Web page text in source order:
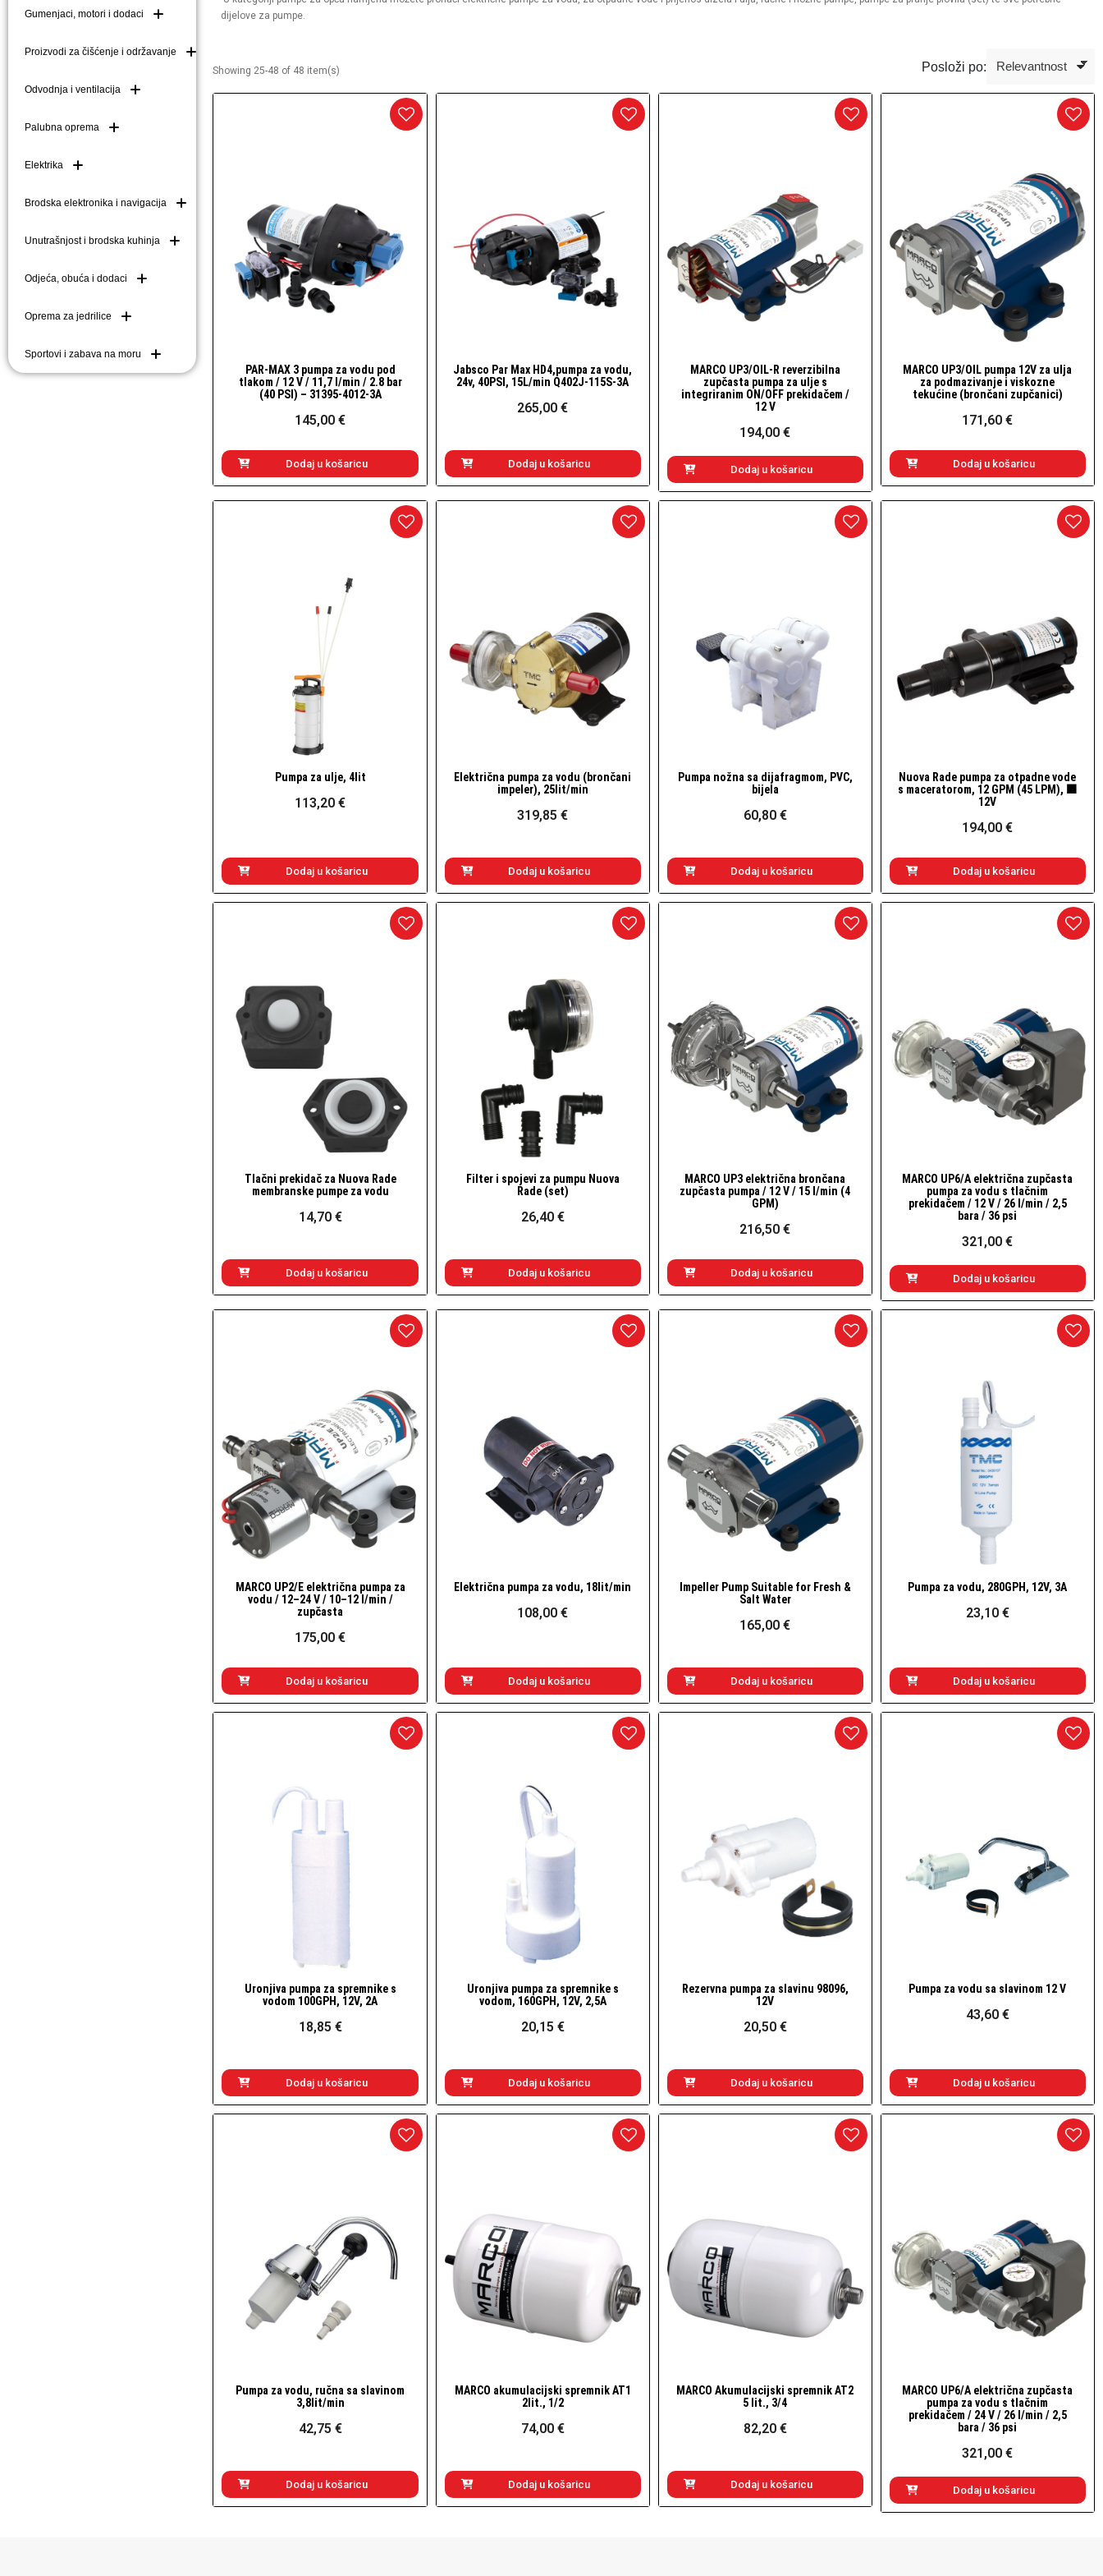
Brodske kuke (mezomarineri) i dodaci
Plutače
Platforme i pasarele
Gumenjaci, motori i dodaci
Proizvodi za čišćenje i održavanje
Odvodnja i ventilacija
Palubna oprema
Elektrika
Brodska elektronika i navigacija
Unutrašnjost i brodska kuhinja
Odjeća, obuća i dodaci
Oprema za jedrilice
Sportovi i zabava na moru
dijelove za pumpe.
Showing 25-48 of 48 item(s) Posloži po:
Brzi pogled
PAR-MAX 3 pumpa za vodu pod
tlakom / 12 V / 11,7 l/min / 2.8 bar
(40 PSI) – 31395-4012-3A
145,00 €
Dodaj u košaricu
Brzi pogled
Jabsco Par Max HD4,pumpa za vodu,
24v, 40PSI, 15L/min Q402J-115S-3A
265,00 €
Dodaj u košaricu
Brzi pogled
MARCO UP3/OIL-R reverzibilna
zupčasta pumpa za ulje s
integriranim ON/OFF prekidačem /
12 V
194,00 €
Dodaj u košaricu
Brzi pogled
MARCO UP3/OIL pumpa 12V za ulja
za podmazivanje i viskozne
tekućine (brončani zupčanici)
171,60 €
Dodaj u košaricu
Brzi pogled
Pumpa za ulje, 4lit
113,20 €
Dodaj u košaricu
Brzi pogled
Električna pumpa za vodu (brončani
impeler), 25lit/min
319,85 €
Dodaj u košaricu
Brzi pogled
Pumpa nožna sa dijafragmom, PVC,
bijela
60,80 €
Dodaj u košaricu
Brzi pogled
Nuova Rade pumpa za otpadne vode
s maceratorom, 12 GPM (45 LPM), 🟧
12V
194,00 €
Dodaj u košaricu
Brzi pogled
Tlačni prekidač za Nuova Rade
membranske pumpe za vodu
14,70 €
Dodaj u košaricu
Brzi pogled
Filter i spojevi za pumpu Nuova
Rade (set)
26,40 €
Dodaj u košaricu
Brzi pogled
MARCO UP3 električna brončana
zupčasta pumpa / 12 V / 15 l/min (4
GPM)
216,50 €
Dodaj u košaricu
Brzi pogled
MARCO UP6/A električna zupčasta
pumpa za vodu s tlačnim
prekidačem / 12 V / 26 l/min / 2,5
bara / 36 psi
321,00 €
Dodaj u košaricu
Brzi pogled
MARCO UP2/E električna pumpa za
vodu / 12–24 V / 10–12 l/min /
zupčasta
175,00 €
Dodaj u košaricu
Brzi pogled
Električna pumpa za vodu, 18lit/min
108,00 €
Dodaj u košaricu
Brzi pogled
Impeller Pump Suitable for Fresh &
Salt Water
165,00 €
Dodaj u košaricu
Brzi pogled
Pumpa za vodu, 280GPH, 12V, 3A
23,10 €
Dodaj u košaricu
Brzi pogled
Uronjiva pumpa za spremnike s
vodom 100GPH, 12V, 2A
18,85 €
Dodaj u košaricu
Brzi pogled
Uronjiva pumpa za spremnike s
vodom, 160GPH, 12V, 2,5A
20,15 €
Dodaj u košaricu
Brzi pogled
Rezervna pumpa za slavinu 98096,
12V
20,50 €
Dodaj u košaricu
Brzi pogled
Pumpa za vodu sa slavinom 12 V
43,60 €
Dodaj u košaricu
Brzi pogled
Pumpa za vodu, ručna sa slavinom
3,8lit/min
42,75 €
Dodaj u košaricu
Brzi pogled
MARCO akumulacijski spremnik AT1
2lit., 1/2
74,00 €
Dodaj u košaricu
Brzi pogled
MARCO Akumulacijski spremnik AT2
5 lit., 3/4
82,20 €
Dodaj u košaricu
Brzi pogled
MARCO UP6/A električna zupčasta
pumpa za vodu s tlačnim
prekidačem / 24 V / 26 l/min / 2,5
bara / 36 psi
321,00 €
Dodaj u košaricu